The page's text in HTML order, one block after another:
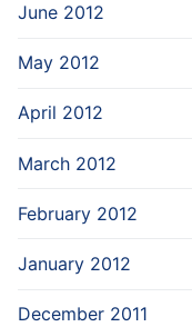
June 2012
May 2012
April 2012
March 2012
February 2012
January 2012
December 2011